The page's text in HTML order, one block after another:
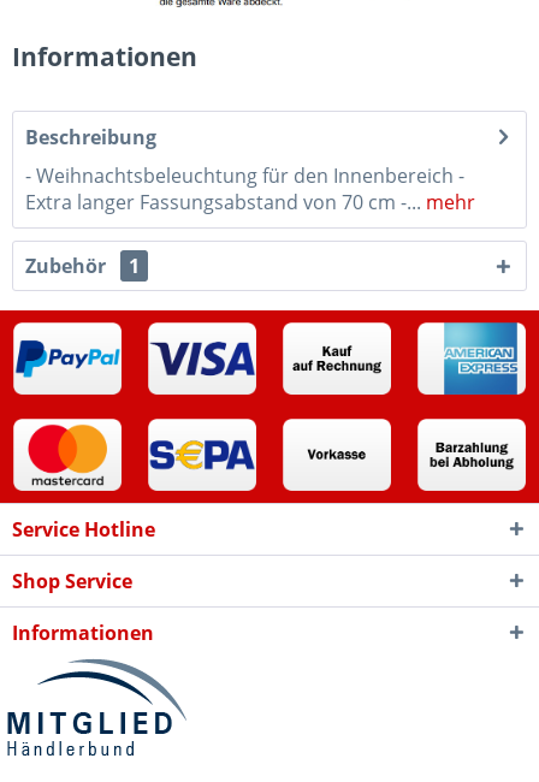
Informationen
Beschreibung
- Weihnachtsbeleuchtung für den Innenbereich -
Extra langer Fassungsabstand von 70 cm -... mehr
Zubehör 1
Service Hotline
Shop Service
Informationen